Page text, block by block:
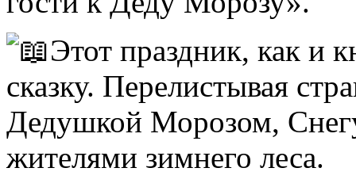
Этот праздник, как и
сказку. Перелистывая
Дедушкой Морозом,
жителями зимнего леса.